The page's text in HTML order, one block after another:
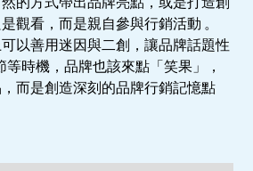
觀看，而是親自參與行銷活動 。
以善用迷因與二創，讓品牌話題性
等時機，品牌也該來點「笑果」，
而是創造深刻的品牌行銷記憶點